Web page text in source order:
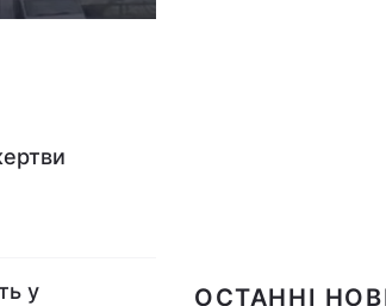
у
ОСТАННІ